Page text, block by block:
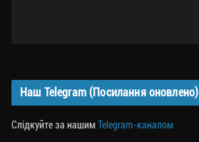
Наш Telegram (Посилання оновлено)
Слідкуйте за нашимTelegram-каналом